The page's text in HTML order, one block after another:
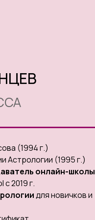
(1994 г.)
Астрологии (1995 г.)
онлайн-школы
2019 г.
для новичков и